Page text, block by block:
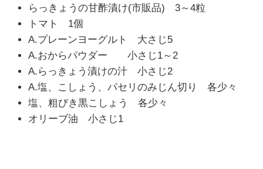
らっきょうの甘酢漬け(市販品) 3～4粒
トマト 1個
A.プレーンヨーグルト 大さじ5
A.おからパウダー 小さじ1～2
A.らっきょう漬けの汁 小さじ2
A.塩、こしょう、パセリのみじん切り 各少々
塩、粗びき黒こしょう 各少々
オリーブ油 小さじ1